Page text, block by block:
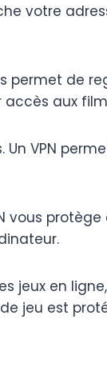
de
aux
protège
en
jeu est